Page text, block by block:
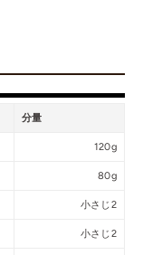
分量
120g
80g
小さじ2
小さじ2